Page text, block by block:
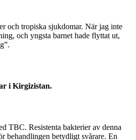
och tropiska sjukdomar. När jag inte
och yngsta barnet hade flyttat ut,
i Kirgizistan.
TBC. Resistenta bakterier av denna
behandlingen betydligt svårare. En